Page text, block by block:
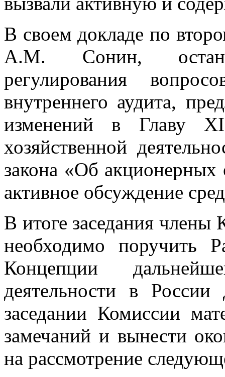
В своем докладе по
А.М. Сонин,
регулирования
внутреннего аудита,
изменений в Главу
хозяйственной
закона «Об акционерных
активное обсуждение
В итоге заседания
необходимо поручить
Концепции
деятельности в России
заседании Комиссии
замечаний и вынести
на рассмотрение